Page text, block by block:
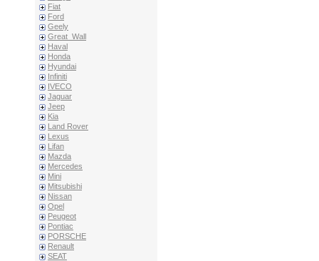
Fiat
Ford
Geely
Great_Wall
Haval
Honda
Hyundai
Infiniti
IVECO
Jaguar
Jeep
Kia
Land Rover
Lexus
Lifan
Mazda
Mercedes
Mini
Mitsubishi
Nissan
Opel
Peugeot
Pontiac
PORSCHE
Renault
SEAT